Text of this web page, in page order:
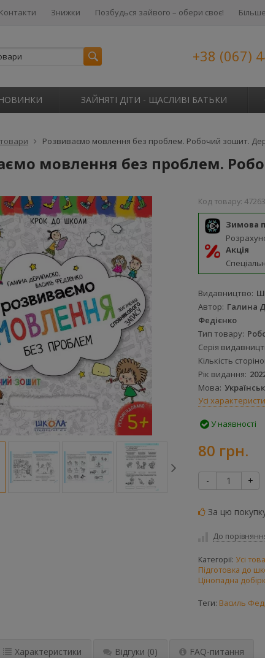
Контакти Знижки Позбудься зайвого – обери своє! Більше
+38 (067)
НОВИНКИ ЗАЙНЯТІ ДІТИ - ЩАСЛИВІ БАТЬКИ
товари Розвиваємо мовлення без проблем. Робочий зошит.
мовлення без проблем.
Код товару:
Зимова
Акція
Видавництво
Автор Галина
Федієнко
Тип товару
Серія
Кількість
Рік видання
Мова
Усі
У наявності
80 грн.
- +
За цю
До
Категорії: Усі
Підготовка до
Цінопадна
Теги: Василь
Характеристики Відгуки (0) FAQ-питання